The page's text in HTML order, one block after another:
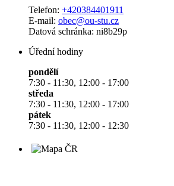
Telefon: +420384401911
E-mail: obec@ou-stu.cz
Datová schránka: ni8b29p
Úřední hodiny
pondělí
7:30 - 11:30, 12:00 - 17:00
středa
7:30 - 11:30, 12:00 - 17:00
pátek
7:30 - 11:30, 12:00 - 12:30